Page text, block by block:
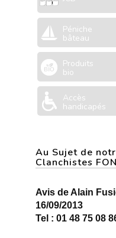
Péniche
bâteau
Produits
bio
Accès
handicapés
Au Sujet de
Clanchistes
Avis de Alain
16/09/2013
Tel : 01 48 75 08